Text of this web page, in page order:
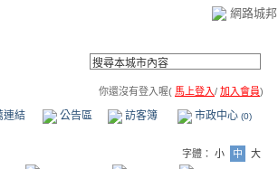
網路城邦
你還沒有登入喔( 馬上登入/ 加入會員)
連結 公告區 訪客簿 市政中心 (0)
字體： 小 中 大